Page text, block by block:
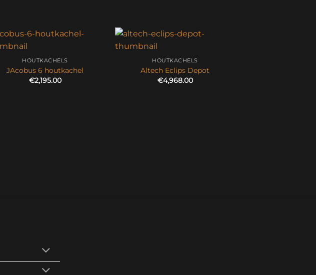
HOUTKACHELS
JAcobus 6 houtkachel
€2,195.00
HOUTKACHELS
Altech Eclips Depot
€4,968.00